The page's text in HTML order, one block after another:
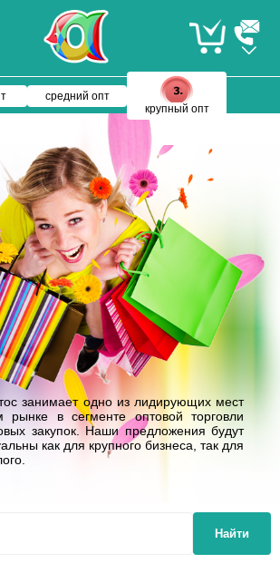
средний опт
крупный опт
занимает одно из лидирующих мест
рынке в сегменте оптовой торговли
закупок. Наши предложения будут
как для крупного бизнеса, так для
Найти